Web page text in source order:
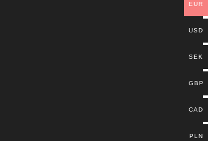
EUR
USD
SEK
GBP
CAD
PLN